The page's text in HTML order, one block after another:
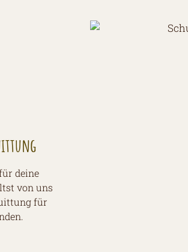
deine
von uns
für